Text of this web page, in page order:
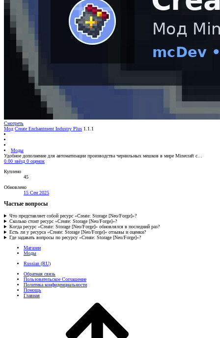
Смотреть
Мод Create Enchantment Industry Plus 1.1.1
Моды
Удобное дополнение для автоматизации производства чернильных мешков в мире Minecraft с…
0.00 звёзд 0 оценок
Куплено
45
Обновлено
15 Сен 2025
Частые вопросы
Что представляет собой ресурс «Create: Storage [Neo/Forge]»?
Сколько стоит ресурс «Create: Storage [Neo/Forge]»?
Когда ресурс «Create: Storage [Neo/Forge]» обновлялся в последний раз?
Есть ли у ресурса «Create: Storage [Neo/Forge]» отзывы и оценки?
Где задавать вопросы по ресурсу «Create: Storage [Neo/Forge]»?
Магазин
Моды
Russian (RU)
Обратная связь
Пользовательское Соглашение
Политика конфиденциальности
Помощь
Главная